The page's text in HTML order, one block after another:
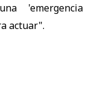
'emergencia
actuar".